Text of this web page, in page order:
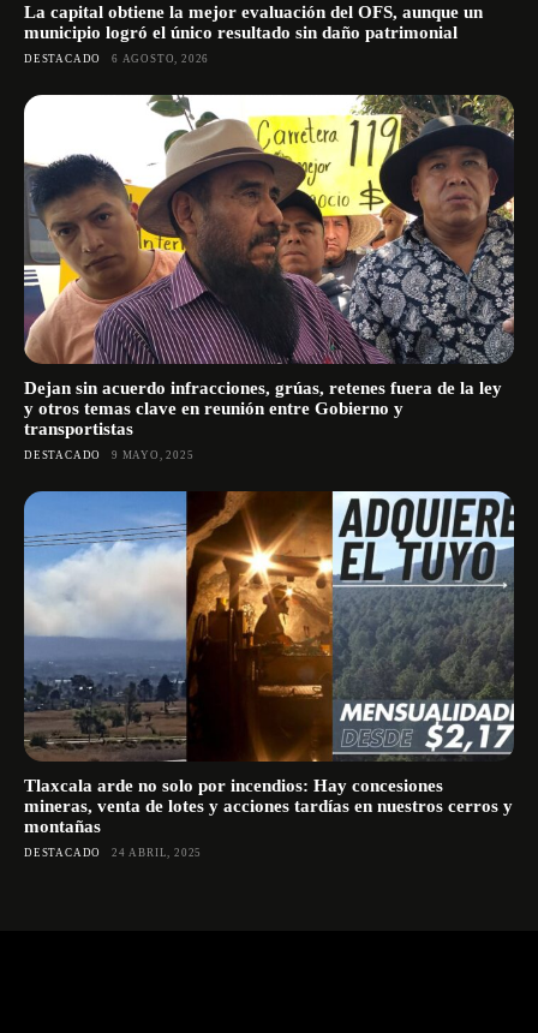
La capital obtiene la mejor evaluación del OFS, aunque un
municipio logró el único resultado sin daño patrimonial
DESTACADO 6 AGOSTO, 2026
Dejan sin acuerdo infracciones, grúas, retenes fuera de la ley
y otros temas clave en reunión entre Gobierno y
transportistas
DESTACADO 9 MAYO, 2025
Tlaxcala arde no solo por incendios: Hay concesiones
mineras, venta de lotes y acciones tardías en nuestros cerros y
montañas
DESTACADO 24 ABRIL, 2025